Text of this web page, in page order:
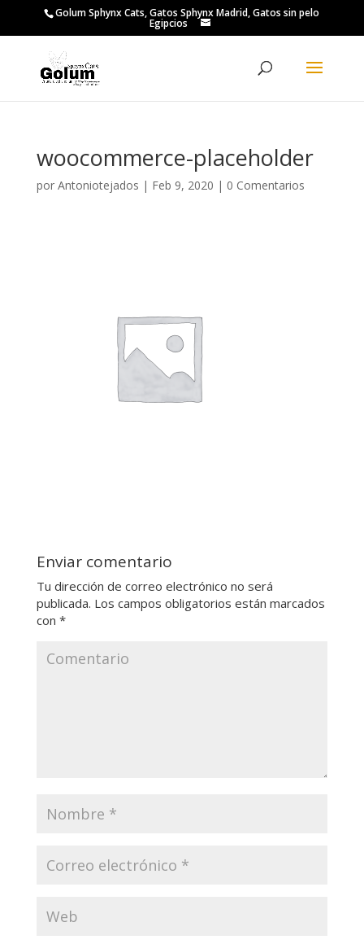
Golum Sphynx Cats, Gatos Sphynx Madrid, Gatos sin pelo
Egipcios
woocommerce-placeholder
por Antoniotejados | Feb 9, 2020 | 0 Comentarios
Enviar comentario
Tu dirección de correo electrónico no será
publicada. Los campos obligatorios están marcados
con *